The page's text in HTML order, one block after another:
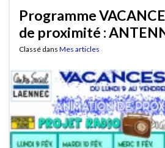
Programme
de proximité :
Classé dans Mes articles